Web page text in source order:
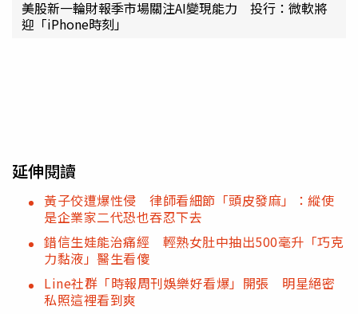
美股新一輪財報季市場關注AI變現能力 投行：微軟將
迎「iPhone時刻」
延伸閱讀
黃子佼遭爆性侵 律師看細節「頭皮發麻」：縱使
是企業家二代恐也吞忍下去
錯信生娃能治痛經 輕熟女肚中抽出500毫升「巧克
力黏液」醫生看傻
Line社群「時報周刊娛樂好看爆」開張 明星絕密
私照這裡看到爽